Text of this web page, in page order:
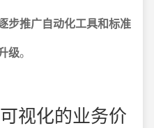
步推广自动化工具和标准
级。
视化的业务价